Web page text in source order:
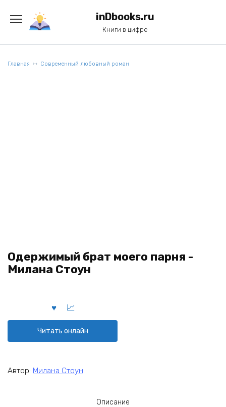
содержанию
inDbooks.ru
Книги в цифре
Главная Современный любовный роман
Одержимый брат моего парня -
Милана Стоун
Читать онлайн
Автор: Милана Стоун
Описание